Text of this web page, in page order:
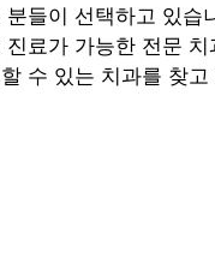
들이 선택하고 있습
료가 가능한 전문 치
수 있는 치과를 찾고